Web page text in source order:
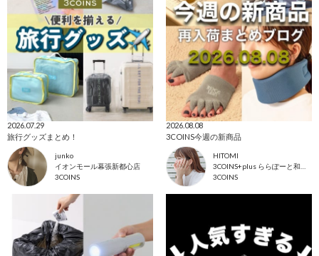
2026.07.29
旅行グッズまとめ！
junko
イオンモール幕張新都心店
3COINS
2026.08.08
3COINS今週の新商品
HITOMI
3COINS